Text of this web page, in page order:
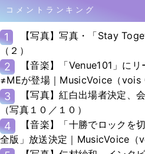
コメントランキング
1
【写真】写真・「Stay
（２）
2
【音楽】「Venue101」に
≠MEが登場｜MusicVoice（vois
3
【写真】紅白出場者決定、
（写真１０／１０）
4
【音楽】「十勝でロックを
全版」放送決定｜MusicVoice（